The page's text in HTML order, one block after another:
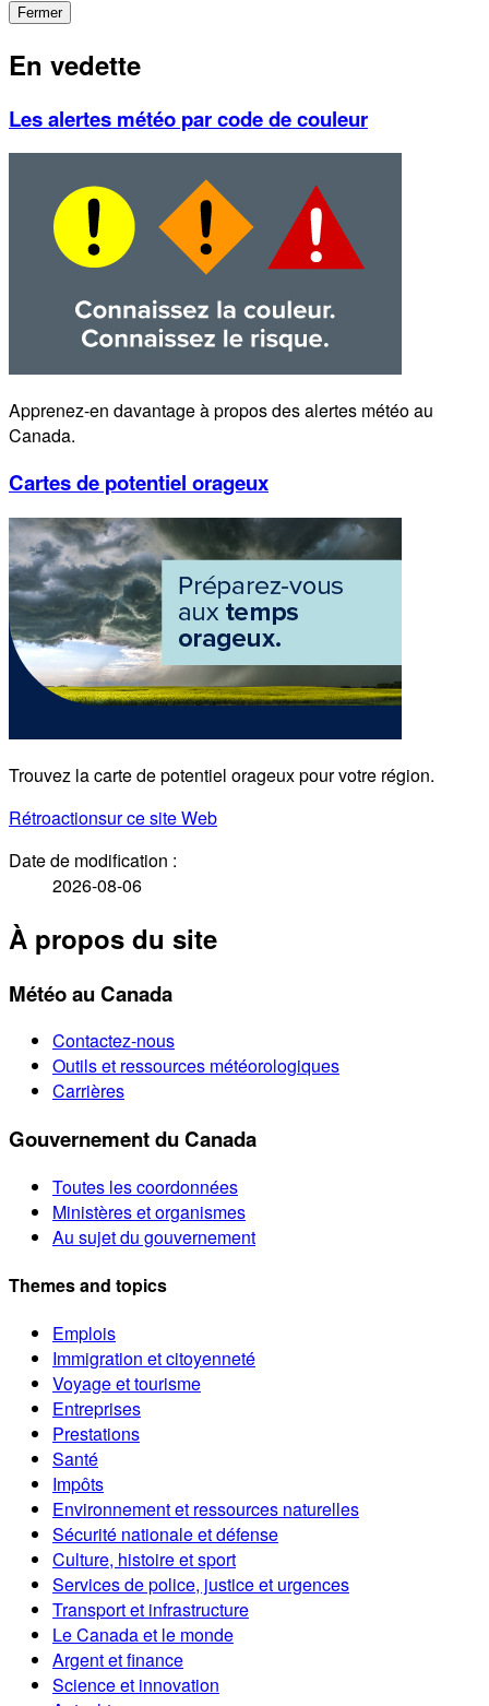
Fermer
En vedette
Les alertes météo par code de couleur
Apprenez-en davantage à propos des alertes météo au
Canada.
Cartes de potentiel orageux
Trouvez la carte de potentiel orageux pour votre région.
Rétroactionsur ce site Web
Date de modification :
2026-08-06
À propos du site
Météo au Canada
Contactez-nous
Outils et ressources météorologiques
Carrières
Gouvernement du Canada
Toutes les coordonnées
Ministères et organismes
Au sujet du gouvernement
Themes and topics
Emplois
Immigration et citoyenneté
Voyage et tourisme
Entreprises
Prestations
Santé
Impôts
Environnement et ressources naturelles
Sécurité nationale et défense
Culture, histoire et sport
Services de police, justice et urgences
Transport et infrastructure
Le Canada et le monde
Argent et finance
Science et innovation